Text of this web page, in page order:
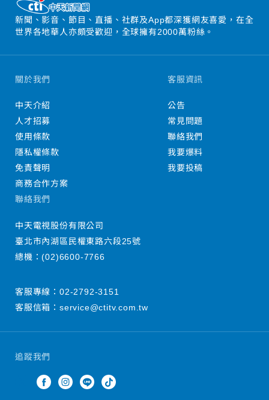
新聞、影音、節目、直播、社群及App都深獲網友喜愛，在全
世界各地華人亦頗受歡迎，全球擁有2000萬粉絲。
追蹤我們
關於我們
中天介紹
人才招募
使用條款
隱私權條款
免責聲明
商務合作方案
客服資訊
公告
常見問題
聯絡我們
我要爆料
我要投稿
聯絡我們
中天電視股份有限公司
臺北市內湖區民權東路六段25號
總機：(02)6600-7766
客服專線： 02-2792-3151
客服信箱： service@ctitv.com.tw